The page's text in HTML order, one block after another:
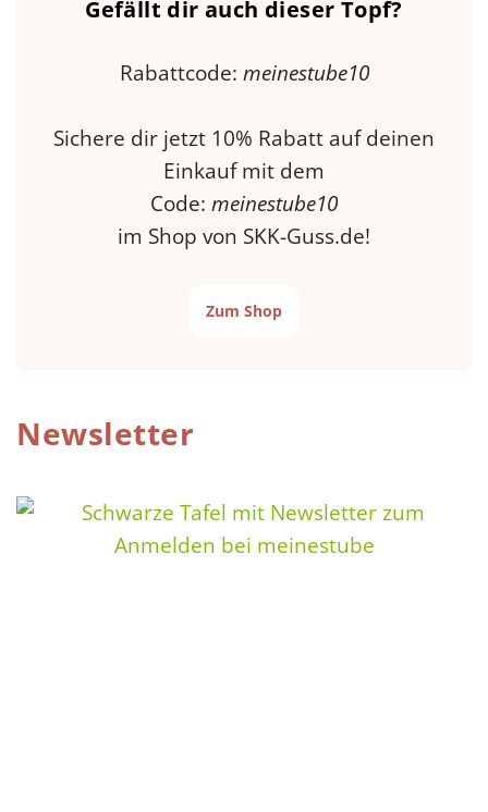
Gefällt dir auch dieser Topf?
Rabattcode: meinestube10
Sichere dir jetzt 10% Rabatt auf deinen
Einkauf mit dem
Code: meinestube10
im Shop von SKK-Guss.de!
Zum Shop
Newsletter